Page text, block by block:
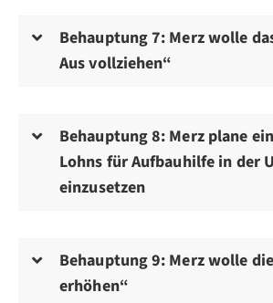
Behauptung 7: Merz wolle
Aus vollziehen“
Behauptung 8: Merz plane
Lohns für Aufbauhilfe in der
einzusetzen
Behauptung 9: Merz wolle
erhöhen“